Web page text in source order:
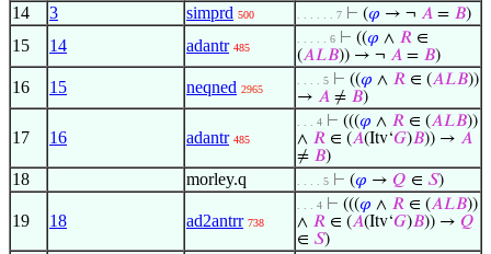
14 3 simprd 500 . . . . . . 7 ⊢ (𝜑 → ¬ 𝐴 = 𝐵)
15 14 adantr 485
. . . . . 6 ⊢ ((𝜑 ∧ 𝑅 ∈
(𝐴𝐿𝐵)) → ¬ 𝐴 = 𝐵)
16 15 neqned 2965
. . . . 5 ⊢ ((𝜑 ∧ 𝑅 ∈ (𝐴𝐿𝐵))
→ 𝐴 ≠ 𝐵)
17 16 adantr 485
. . . 4 ⊢ (((𝜑 ∧ 𝑅 ∈ (𝐴𝐿𝐵))
∧ 𝑅 ∈ (𝐴(Itv‘𝐺)𝐵)) → 𝐴
≠ 𝐵)
18 morley.q . . . . 5 ⊢ (𝜑 → 𝑄 ∈ 𝑆)
19 18 ad2antrr 738
. . . 4 ⊢ (((𝜑 ∧ 𝑅 ∈ (𝐴𝐿𝐵))
∧ 𝑅 ∈ (𝐴(Itv‘𝐺)𝐵)) → 𝑄
∈ 𝑆)